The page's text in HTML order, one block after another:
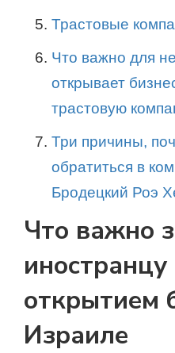
Трастовые
Что важно для
открывает
трастовую
Три причины,
обратиться в
Бродецкий Роэ
Что важно
открытием
Израиле